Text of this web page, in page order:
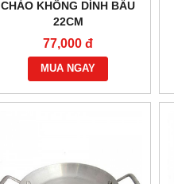
CHẢO KHÔNG DÍNH BẦU
22CM
77,000 đ
MUA NGAY